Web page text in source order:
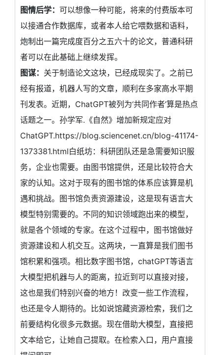
图情后学： 可以想像一种可能，将来的付费版本可
以接通合作数据库，或者本人给它喂数据和语料，
炮制出一篇完成度百分之五六十的论文，普通科研
者可以在此基础上继续发挥。
图谋： 关于制造论文这块，已经成现实了。之前已
经有报道，机器人写的文章，顺利在多家高水平期
刊发表。近期，ChatGPT被列为‘共同作者’算是热点
话题之一。孙学军.《自然》增加新规定应对
ChatGPT.https://blog.sciencenet.cn/blog-41174-
1373381.html白纸坊：科研团队还是急需要知识服
务，企业也需要。由图书馆提供，还是比较符合大
家的认知。这对于现有的图书馆的体系应该算是机
遇和挑战。图书馆负责资源建设，这是现有语言大
模型特别需要的。不同的知识领域跑出来的模型，
就是各个领域的专家。在这个过程中，图书馆做好
资源建设和人机交互。这两块，一直算是我们图书
馆积累和强项。相比数字图书馆，chatGPT等语言
大模型把机器与人的距离，拉近到可以直接对接，
这也是我们特别兴奋的地方！改变一些工作流程，
也还是令人期待的。比如说馆藏资源检索，我们之
前要结构化很多元数据。现在借助大模型，直接把
文本给它，让她自己提取。在检索入口，用户直接